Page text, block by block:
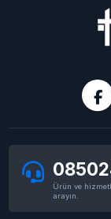
Ürün ve
arayın.